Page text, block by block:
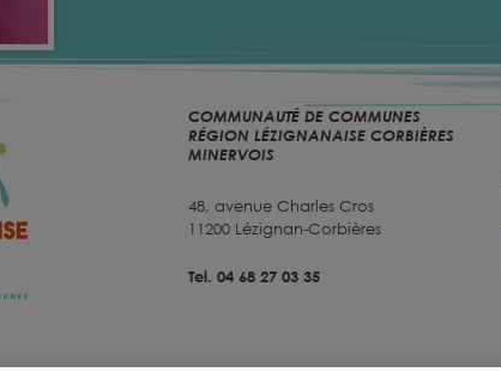
COMMUNAUTÉ DE COMMUNES
RÉGION LÉZIGNANAISE CORBIÈRES
MINERVOIS
48, avenue Charles Cros
11200 Lézignan-Corbières
Tel. 04 68 27 03 35